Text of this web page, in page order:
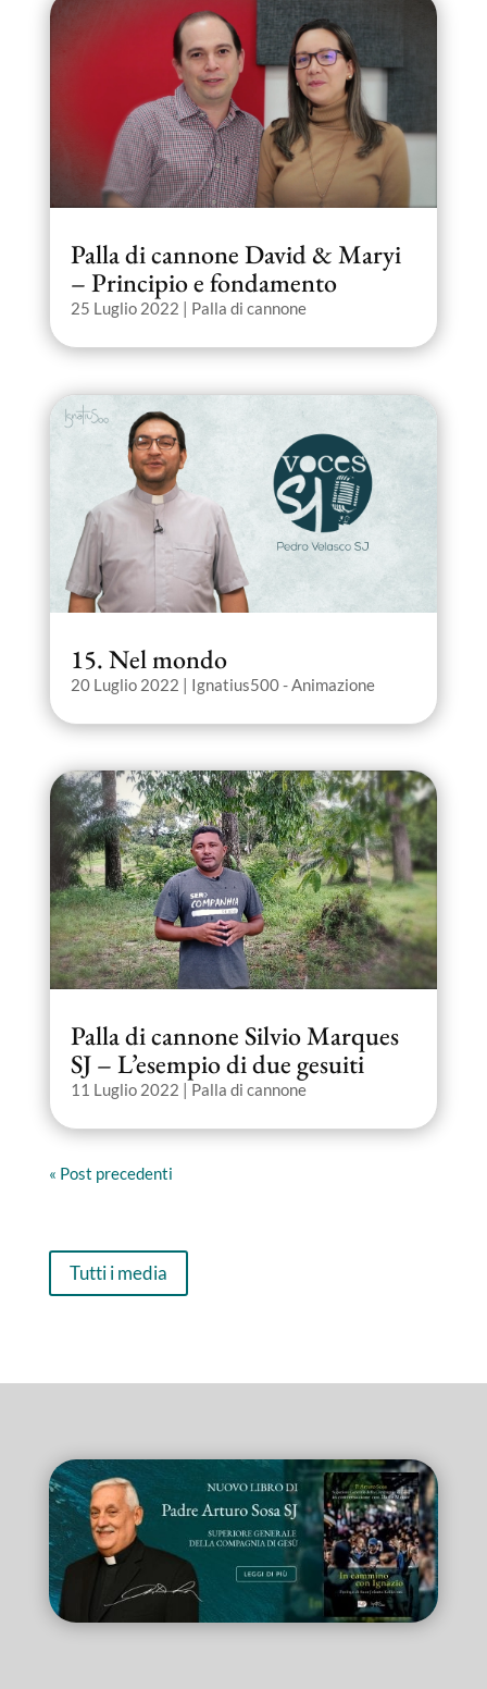
Palla di cannone David & Maryi
– Principio e fondamento
25 Luglio 2022 Palla di cannone
15. Nel mondo
20 Luglio 2022 | Ignatius500 - Animazione
Palla di cannone Silvio Marques
SJ – L’esempio di due gesuiti
11 Luglio 2022 | Palla di cannone
« Post precedenti
Tutti i media